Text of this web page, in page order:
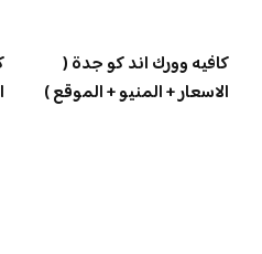
كافيه وورك اند كو جدة (
الاسعار + المنيو + الموقع )